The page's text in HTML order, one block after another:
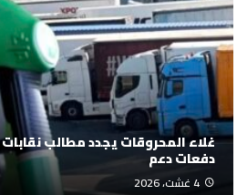
غلاء المحروقات يجدد مطالب
دفعات دعم
4 غشت، 2026